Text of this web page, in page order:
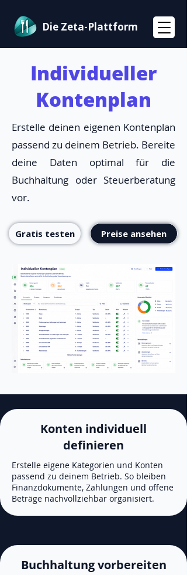
Die Zeta-Plattform
Individueller
Kontenplan
Erstelle deinen eigenen Kontenplan
passend zu deinem Betrieb. Bereite
deine Daten optimal für die
Buchhaltung oder Steuerberatung
vor.
Gratis testen Preise ansehen
Konten individuell
definieren
Erstelle eigene Kategorien und Konten
passend zu deinem Betrieb. So bleiben
Finanzdokumente, Zahlungen und offene
Beträge nachvollziehbar organisiert.
Buchhaltung vorbereiten